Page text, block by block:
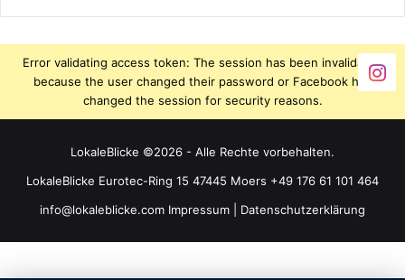
Error validating access token: The session has been invalidated
because the user changed their password or Facebook has
changed the session for security reasons.
LokaleBlicke ©2026 - Alle Rechte vorbehalten.
LokaleBlicke Eurotec-Ring 15 47445 Moers +49 176 61 101 464
info@lokaleblicke.com Impressum Datenschutzerklärung